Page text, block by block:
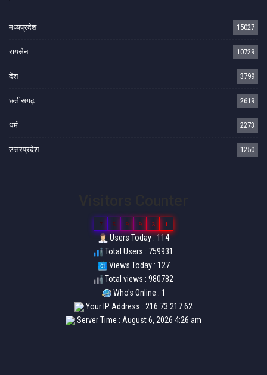
मध्यप्रदेश 15027
रायसेन 10729
देश 3799
छत्तीसगढ़ 2619
धर्म 2273
उत्तरप्रदेश 1250
7 5 9 9 3 1
Users Today : 114
Total Users : 759931
Views Today : 127
Total views : 980782
Who's Online : 1
Your IP Address : 216.73.217.62
Server Time : August 6, 2026 4:26 am